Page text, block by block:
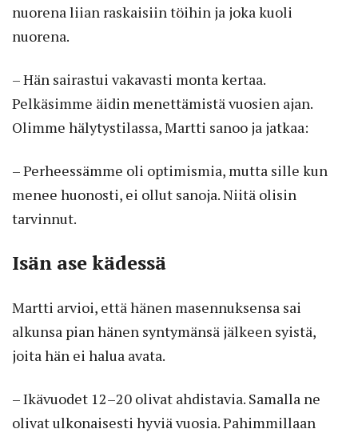
nuorena liian raskaisiin töihin ja joka kuoli
nuorena.
– Hän sairastui vakavasti monta kertaa.
Pelkäsimme äidin menettämistä vuosien ajan.
Olimme hälytystilassa, Martti sanoo ja jatkaa:
– Perheessämme oli optimismia, mutta sille kun
menee huonosti, ei ollut sanoja. Niitä olisin
tarvinnut.
Isän ase kädessä
Martti arvioi, että hänen masennuksensa sai
alkunsa pian hänen syntymänsä jälkeen syistä,
joita hän ei halua avata.
– Ikävuodet 12–20 olivat ahdistavia. Samalla ne
olivat ulkonaisesti hyviä vuosia. Pahimmillaan